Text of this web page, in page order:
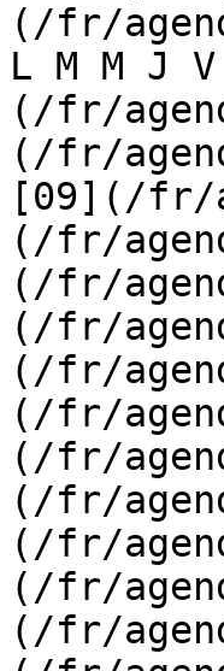
(/fr/
L M M
(/fr/
(/fr/
[09](/fr/
(/fr/
(/fr/
(/fr/
(/fr/
(/fr/
(/fr/
(/fr/
(/fr/
(/fr/
(/fr/